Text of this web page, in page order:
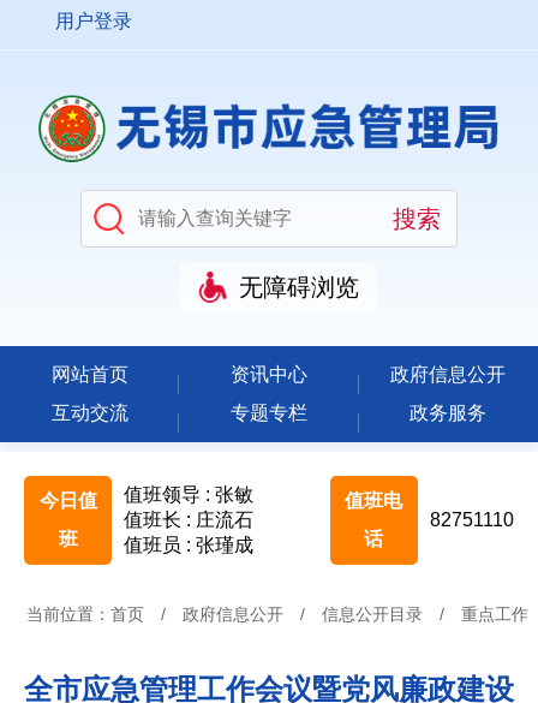
用户登录
无障碍浏览
网站首页 资讯中心
政府信息公开
互动交流
专题专栏 政务服务
今日值
班
值班领导 : 张敏
值班长 : 庄流石
值班员 : 张瑾成
值班电
话
82751110
当前位置： 首页 / 政府信息公开 / 信息公开目录 / 重点工作
全市应急管理工作会议暨党风廉政建设